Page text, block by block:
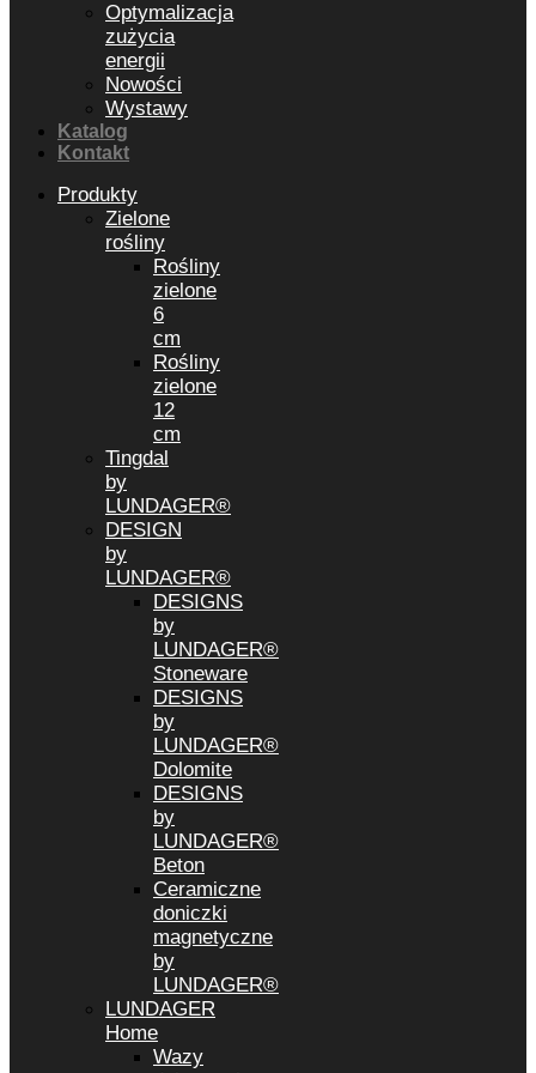
Optymalizacja
zużycia
energii
Nowości
Wystawy
Katalog
Kontakt
Produkty
Zielone
rośliny
Rośliny
zielone
6
cm
Rośliny
zielone
12
cm
Tingdal
by
LUNDAGER®
DESIGN
by
LUNDAGER®
DESIGNS
by
LUNDAGER®
Stoneware
DESIGNS
by
LUNDAGER®
Dolomite
DESIGNS
by
LUNDAGER®
Beton
Ceramiczne
doniczki
magnetyczne
by
LUNDAGER®
LUNDAGER
Home
Wazy